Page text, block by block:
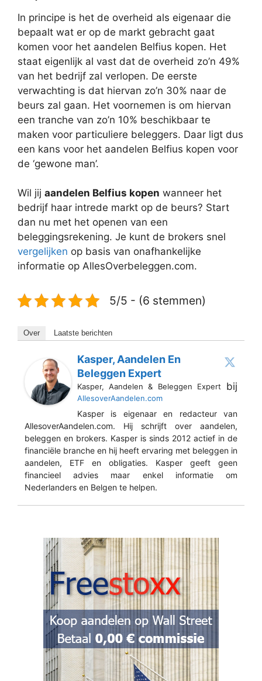
In principe is het de overheid als eigenaar die
bepaalt wat er op de markt gebracht gaat
komen voor het aandelen Belfius kopen. Het
staat eigenlijk al vast dat de overheid zo’n 49%
van het bedrijf zal verlopen. De eerste
verwachting is dat hiervan zo’n 30% naar de
beurs zal gaan. Het voornemen is om hiervan
een tranche van zo’n 10% beschikbaar te
maken voor particuliere beleggers. Daar ligt dus
een kans voor het aandelen Belfius kopen voor
de ‘gewone man’.
Wil jij aandelen Belfius kopen wanneer het
bedrijf haar intrede markt op de beurs? Start
dan nu met het openen van een
beleggingsrekening. Je kunt de brokers snel
vergelijken op basis van onafhankelijke
informatie op AllesOverbeleggen.com.
5/5 - (6 stemmen)
Over Laatste berichten
Kasper, Aandelen En
Beleggen Expert
Kasper, Aandelen & Beleggen Expert bij
AllesoverAandelen.com
Kasper is eigenaar en redacteur van
AllesoverAandelen.com. Hij schrijft over aandelen,
beleggen en brokers. Kasper is sinds 2012 actief in de
financiële branche en hij heeft ervaring met beleggen in
aandelen, ETF en obligaties. Kasper geeft geen
financieel advies maar enkel informatie om
Nederlanders en Belgen te helpen.